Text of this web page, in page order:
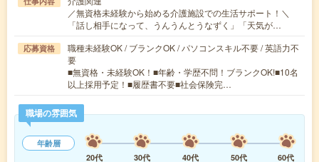
／無資格未経験から始める介護施設での生活サポート！＼
「話し相手になって、うんうんとうなずく」「天気が…
応募資格
職種未経験OK / ブランクOK / パソコンスキル不要 / 英語力不
要
■無資格・未経験OK！■年齢・学歴不問！ブランクOK!■10名
以上採用予定！■履歴書不要■社会保険完…
職場の雰囲気
年齢層
20代
30代 40代 50代
60代